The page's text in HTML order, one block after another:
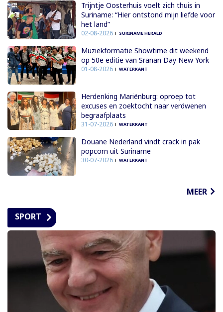
Trijntje Oosterhuis voelt zich thuis in
Suriname: “Hier ontstond mijn liefde voor
het land”
02-08-2026 SURINAME HERALD
Muziekformatie Showtime dit weekend
op 50e editie van Sranan Day New York
01-08-2026 WATERKANT
Herdenking Mariënburg: oproep tot
excuses en zoektocht naar verdwenen
begraafplaats
31-07-2026 WATERKANT
Douane Nederland vindt crack in pak
popcorn uit Suriname
30-07-2026 WATERKANT
MEER
SPORT